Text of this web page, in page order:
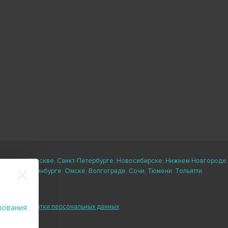
есть вМоскве, Санкт-Петербурге, Новосибирске, Нижнем Новгороде,
Екатеринбурге, Омске, Волгограде, Сочи, Тюмени, Тольятти,
обработки персональных данных.